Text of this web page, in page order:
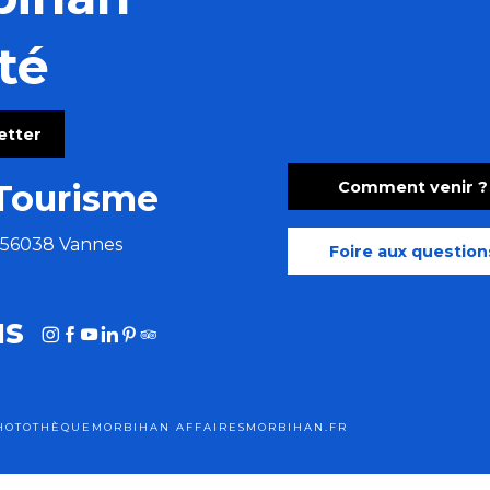
festives aux accents tziganes
Vannes
Comment venir ?
Foire aux
MORBIHAN AFFAIRES MORBIHAN.FR